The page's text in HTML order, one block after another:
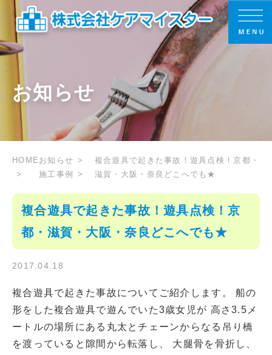
お知らせ
HOME お知らせ
施工事例
複合遊具で起きた事故！遊具点検！京都・
滋賀・大阪・奈良どこへでも★
複合遊具で起きた事故！遊具点検！京
都・滋賀・大阪・奈良どこへでも★
2017.04.18
複合遊具で起きた事故についてご紹介します。 船の
形をした複合遊具で遊んでいた3歳女児が 高さ3.5メ
ートルの場所にある丸太とチェーンからなる吊り橋
を渡っていると隙間から転落し、 大腿骨を骨折し、